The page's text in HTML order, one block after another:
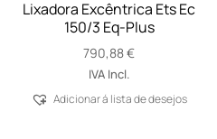
Lixadora Excêntrica Ets Ec
150/3 Eq-Plus
790,88€
IVA Incl.
Adicionar á lista de desejos